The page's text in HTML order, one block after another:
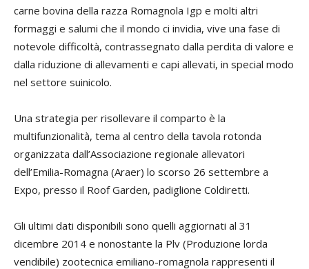
carne bovina della razza Romagnola Igp e molti altri
formaggi e salumi che il mondo ci invidia, vive una fase di
notevole difficoltà, contrassegnato dalla perdita di valore e
dalla riduzione di allevamenti e capi allevati, in special modo
nel settore suinicolo.
Una strategia per risollevare il comparto è la
multifunzionalità, tema al centro della tavola rotonda
organizzata dall’Associazione regionale allevatori
dell’Emilia-Romagna (Araer) lo scorso 26 settembre a
Expo, presso il Roof Garden, padiglione Coldiretti.
Gli ultimi dati disponibili sono quelli aggiornati al 31
dicembre 2014 e nonostante la Plv (Produzione lorda
vendibile) zootecnica emiliano-romagnola rappresenti il